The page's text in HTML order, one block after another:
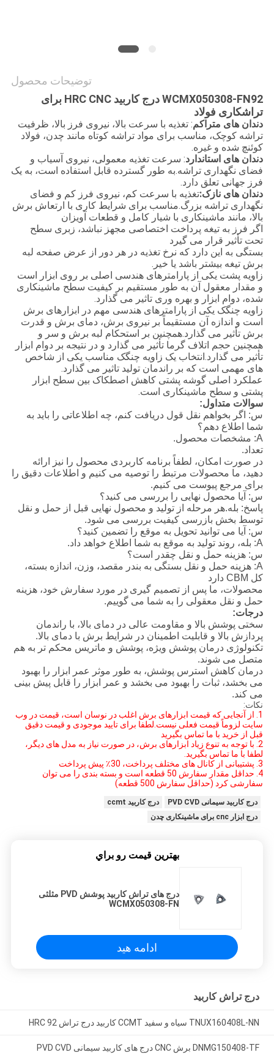
توضیحات محصول
WCMX050308-FN
92 درج کاربید HRC CNC برای
تراشکاری فولاد
دندان های متراکم: تغذیه با سرعت بالا، نیروی فرز بالا، ظرفیت
تراشه کوچک، مناسب برای مواد تراشه کوتاه مانند چدن، فولاد
کوئنچ شده و غیره.
دندان های استاندارد: سرعت تغذیه معمولی، نیروی آسیاب و
فضای نگهداری تراشه.به طور گسترده قابل استفاده است، به یک
فرز جهانی تعلق دارد.
دندان های نازک:تغذیه با سرعت کم، نیروی فرز کم و فضای
نگهداری تراشه بزرگ.مناسب برای شرایط کاری با ارتعاش برش
بالا، مانند ماشینکاری با شیار کامل و قطعات آویزان
اگر فرز به تیغه پرداخت اختصاصی مجهز نباشد، زبری سطح
تحت تأثیر قرار می گیرد
بستگی به این دارد که نرخ تغذیه در هر دور از عرض صفحه لبه
برش تیغه بیشتر باشد یا خیر.
زاویه پشت یکی از پارامترهای هندسی اصلی بر روی ابزار است
و مقدار معقول آن به طور مستقیم بر کیفیت سطح ماشینکاری
شده، دوام ابزار و بهره وری تاثیر می گذارد.
زاویه چنگک یکی از پارامترهای هندسی مهم در ابزارهای برش
است و اندازه آن مستقیماً بر نیروی برش، دمای برش و قدرت
برش تأثیر می گذارد.همچنین بر استحکام لبه برش و سر و
همچنین حجم اتلاف گرما تأثیر می گذارد و در نتیجه بر دوام ابزار
تأثیر می گذارد.انتخاب یک زاویه چنگک مناسب یکی از شاخص
های مهمی است که بر راندمان تولید تاثیر می گذارد.
عملکرد اصلی گوشه پشتی کاهش اصطکاک بین سطح ابزار
پشتی و سطح ماشینکاری است.
سوالات متداول:
س: اگر بخواهم نقل قول دریافت کنم، چه اطلاعاتی را باید به
شما اطلاع دهم؟
A: مشخصات محصول.
تعداد.
در صورت امکان، لطفاً برنامه کاربردی محصول را نیز ارائه
دهید، ما محصولات مرتبط را توصیه می کنیم و اطلاعات دقیق را
برای مرجع پیوست می کنیم.
س: آیا محصول نهایی را بررسی می کنید؟
پاسخ: بله.هر مرحله از تولید و محصول نهایی قبل از حمل و نقل
توسط بخش بازرسی کیفیت بررسی می شود.
س: آیا می توانید تحویل به موقع را تضمین کنید؟
A: بله، روند تولید به موقع به شما اطلاع خواهد داد.
س: هزینه حمل و نقل چقدر است؟
A: هزینه حمل و نقل بستگی به بندر مقصد، وزن، اندازه بسته،
کل CBM دارد
محصولات، ما پس از تصمیم گیری در مورد سفارش خود، هزینه
حمل و نقل معقولی را به شما می گوییم.
درجات:
سختی پوشش بالا و مقاومت عالی در دمای بالا، با راندمان
پردازش بالا و قابلیت اطمینان در شرایط برش با دمای بالا.
تکنولوژی درمان پوشش ویژه، پوشش و ماتریس محکم تر به هم
متصل می شوند.
درمان کاهش استرس پوشش، به طور موثر عمر ابزار را بهبود
می بخشد، ثبات را بهبود می بخشد و عمر ابزار را قابل پیش بینی
می کند.
نکات:
1. از آنجایی که قیمت ابزارهای برش اغلب در نوسان است، قیمت در وب
سایت لزوماً قیمت فعلی نیست.لطفا برای تایید موجودی و قیمت دقیق
قبل از خرید با ما تماس بگیرید
2. با توجه به تنوع زیاد ابزارهای برش، در صورت نیاز به مدل های دیگر،
لطفا با ما تماس بگیرید.
3. پشتیبانی از کانال های مختلف پرداخت، 30٪ پیش پرداخت
4. حداقل مقدار سفارش 50 قطعه است و بسته بندی را می توان
سفارشی کرد (حداقل سفارش 500 قطعه)
درج کاربید سیمانی PVD CVD
درج کاربید ccmt
درج ابزار cnc برای ماشینکاری چدن
بهترين قيمت رو براي
درج های تراش کاربید پوشش PVD مثلثی
WCMX050308-FN
ادامه هید
درج تراش کاربید
TNUX160408L-NN سیاه و سفید CCMT کاربید درج تراش 92 HRC
DNMG150408-TF برش CNC درج های کاربید سیمانی PVD CVD